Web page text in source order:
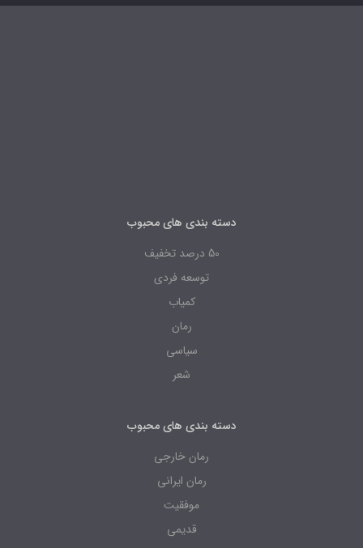
دسته بندی های محبوب
توسعه فردی
دسته بندی های محبوب
رمان خارجی
رمان ایرانی